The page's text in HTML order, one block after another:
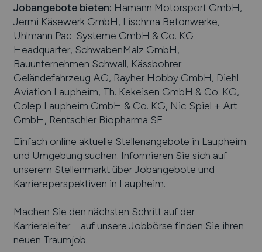
Jobangebote bieten: Hamann Motorsport GmbH,
Jermi Käsewerk GmbH, Lischma Betonwerke,
Uhlmann Pac-Systeme GmbH & Co. KG
Headquarter, SchwabenMalz GmbH,
Bauunternehmen Schwall, Kässbohrer
Geländefahrzeug AG, Rayher Hobby GmbH, Diehl
Aviation Laupheim, Th. Kekeisen GmbH & Co. KG,
Colep Laupheim GmbH & Co. KG, Nic Spiel + Art
GmbH, Rentschler Biopharma SE
Einfach online aktuelle Stellenangebote in Laupheim
und Umgebung suchen. Informieren Sie sich auf
unserem Stellenmarkt über Jobangebote und
Karriereperspektiven in Laupheim.
Machen Sie den nächsten Schritt auf der
Karriereleiter – auf unsere Jobbörse finden Sie ihren
neuen Traumjob.